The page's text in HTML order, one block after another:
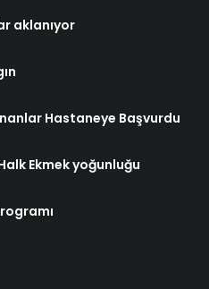
aklanıyor
Hastaneye Başvurdu
Ekmek yoğunluğu